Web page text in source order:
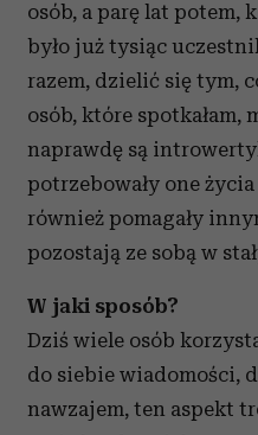
otrzymanymi od Ciebie lub
korzystania z ich usług.
osób, a parę lat potem,
było już tysiąc
razem, dzielić się tym,
osób, które spotkałam,
naprawdę są
potrzebowały one
również pomagały
pozostają ze sobą w
W jaki sposób?
Dziś wiele osób
do siebie wiadomości,
nawzajem, ten aspekt